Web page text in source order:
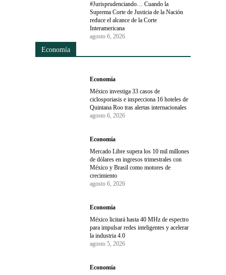
#Jurisprudenciando… Cuando la
Suprema Corte de Justicia de la Nación
reduce el alcance de la Corte
Interamericana
agosto 6, 2026
Economía
Economía
México investiga 33 casos de
ciclosporiasis e inspecciona 16 hoteles de
Quintana Roo tras alertas internacionales
agosto 6, 2026
Economía
Mercado Libre supera los 10 mil millones
de dólares en ingresos trimestrales con
México y Brasil como motores de
crecimiento
agosto 6, 2026
Economía
México licitará hasta 40 MHz de espectro
para impulsar redes inteligentes y acelerar
la industria 4.0
agosto 5, 2026
Economía